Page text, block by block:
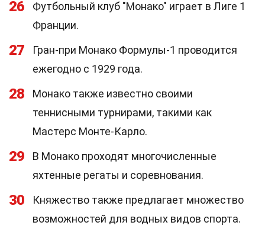
26
Футбольный клуб "Монако" играет в Лиге 1
Франции.
27
Гран-при Монако Формулы-1 проводится
ежегодно с 1929 года.
28
Монако также известно своими
теннисными турнирами, такими как
Мастерс Монте-Карло.
29
В Монако проходят многочисленные
яхтенные регаты и соревнования.
30
Княжество также предлагает множество
возможностей для водных видов спорта.